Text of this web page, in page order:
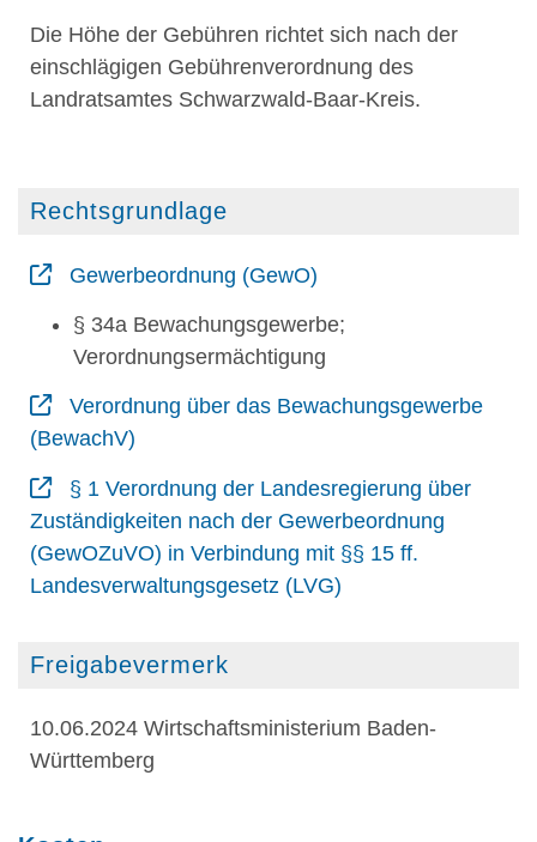
Die Höhe der Gebühren richtet sich nach der
einschlägigen Gebührenverordnung des
Landratsamtes Schwarzwald-Baar-Kreis.
Rechtsgrundlage
Gewerbeordnung (GewO)
§ 34a Bewachungsgewerbe;
Verordnungsermächtigung
Verordnung über das Bewachungsgewerbe
(BewachV)
§ 1 Verordnung der Landesregierung über
Zuständigkeiten nach der Gewerbeordnung
(GewOZuVO) in Verbindung mit §§ 15 ff.
Landesverwaltungsgesetz (LVG)
Freigabevermerk
10.06.2024 Wirtschaftsministerium Baden-
Württemberg